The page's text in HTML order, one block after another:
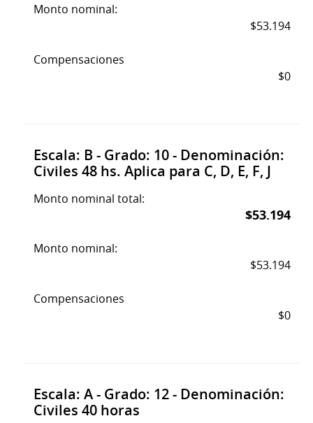
Monto nominal:
$53.194
Compensaciones
$0
Escala: B - Grado: 10 - Denominación:
Civiles 48 hs. Aplica para C, D, E, F, J
Monto nominal total:
$53.194
Monto nominal:
$53.194
Compensaciones
$0
Escala: A - Grado: 12 - Denominación:
Civiles 40 horas